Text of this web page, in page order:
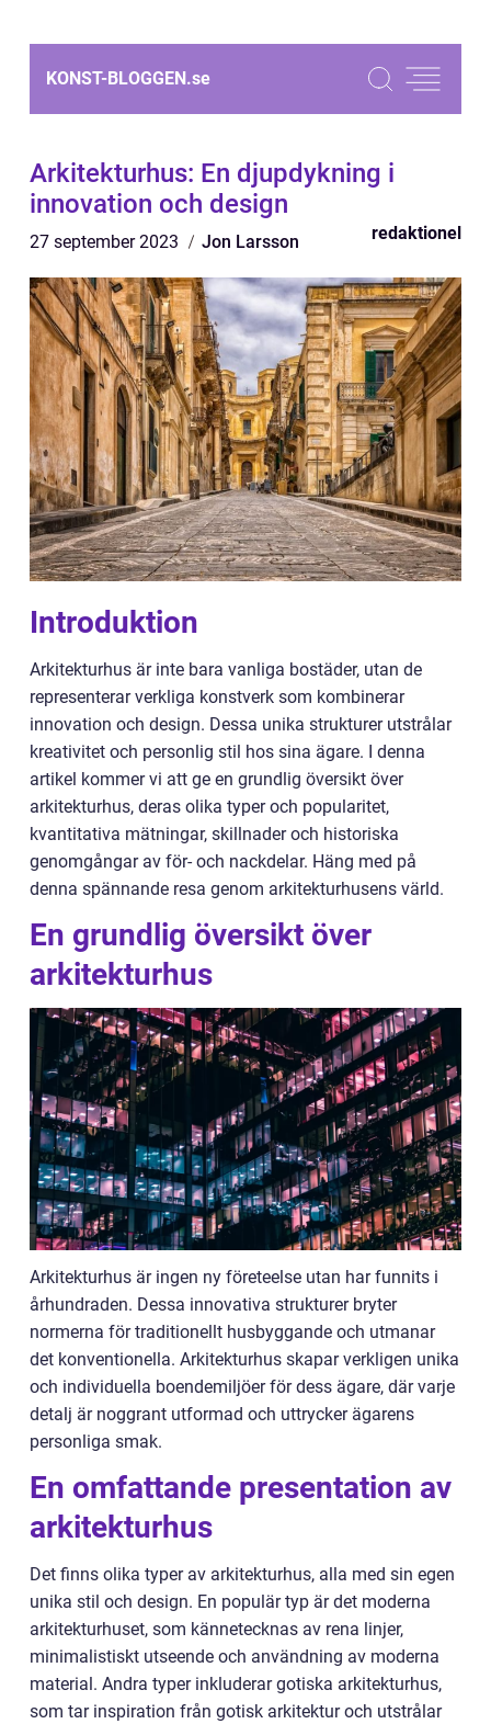
KONST-BLOGGEN.se
Arkitekturhus: En djupdykning i
innovation och design
27 september 2023 Jon Larsson redaktionel
Introduktion
Arkitekturhus är inte bara vanliga bostäder, utan de
representerar verkliga konstverk som kombinerar
innovation och design. Dessa unika strukturer utstrålar
kreativitet och personlig stil hos sina ägare. I denna
artikel kommer vi att ge en grundlig översikt över
arkitekturhus, deras olika typer och popularitet,
kvantitativa mätningar, skillnader och historiska
genomgångar av för- och nackdelar. Häng med på
denna spännande resa genom arkitekturhusens värld.
En grundlig översikt över
arkitekturhus
Arkitekturhus är ingen ny företeelse utan har funnits i
århundraden. Dessa innovativa strukturer bryter
normerna för traditionellt husbyggande och utmanar
det konventionella. Arkitekturhus skapar verkligen unika
och individuella boendemiljöer för dess ägare, där varje
detalj är noggrant utformad och uttrycker ägarens
personliga smak.
En omfattande presentation av
arkitekturhus
Det finns olika typer av arkitekturhus, alla med sin egen
unika stil och design. En populär typ är det moderna
arkitekturhuset, som kännetecknas av rena linjer,
minimalistiskt utseende och användning av moderna
material. Andra typer inkluderar gotiska arkitekturhus,
som tar inspiration från gotisk arkitektur och utstrålar